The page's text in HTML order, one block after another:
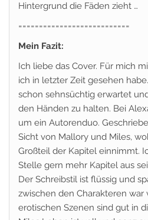
Hintergrund die Fäden zieht …
===========================
Mein Fazit:
Ich liebe das Cover. Für mich
ich in letzter Zeit gesehen
schon sehnsüchtig erwartet
den Händen zu halten. Bei
um ein Autorenduo.
Sicht von Mallory und Miles,
Großteil der Kapitel einnimmt.
Stelle gern mehr Kapitel aus
Der Schreibstil ist flüssig und
zwischen den Charakteren
erotischen Szenen sind gut in